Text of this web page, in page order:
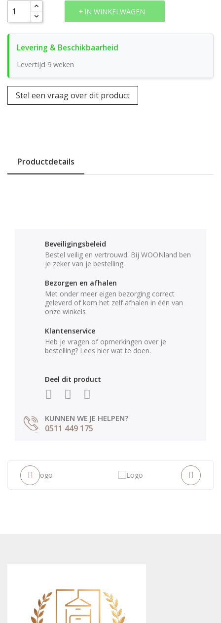
IN WINKELWAGEN
Levertijd 9 weken
Stel een vraag over dit product
Productdetails
Beveiligingsbeleid
Bestel veilig en vertrouwd. Bij WOONland ben
je zeker van je bestelling.
Bezorgen en afhalen
Met onder meer eigen bezorging correct
geleverd of kom het zelf afhalen in één van
onze winkels
Klantenservice
Heb je vragen of opmerkingen over je
bestelling? Lees hier wat te doen.
Deel dit product
KUNNEN WE JE HELPEN?
0511 449 175